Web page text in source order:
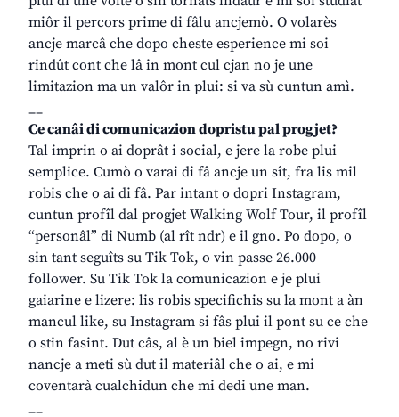
miôr il percors prime di fâlu ancjemò. O volarès
ancje marcâ che dopo cheste esperience mi soi
rindût cont che lâ in mont cul cjan no je une
limitazion ma un valôr in plui: si va sù cuntun amì.
__
Ce canâi di comunicazion dopristu pal progjet?
Tal imprin o ai doprât i social, e jere la robe plui
semplice. Cumò o varai di fâ ancje un sît, fra lis mil
robis che o ai di fâ. Par intant o dopri Instagram,
cuntun profîl dal progjet Walking Wolf Tour, il profîl
“personâl” di Numb (al rît ndr) e il gno. Po dopo, o
sin tant seguîts su Tik Tok, o vin passe 26.000
follower. Su Tik Tok la comunicazion e je plui
gaiarine e lizere: lis robis specifichis su la mont a àn
mancul like, su Instagram si fâs plui il pont su ce che
o stin fasint. Dut câs, al è un biel impegn, no rivi
nancje a meti sù dut il materiâl che o ai, e mi
coventarà cualchidun che mi dedi une man.
__